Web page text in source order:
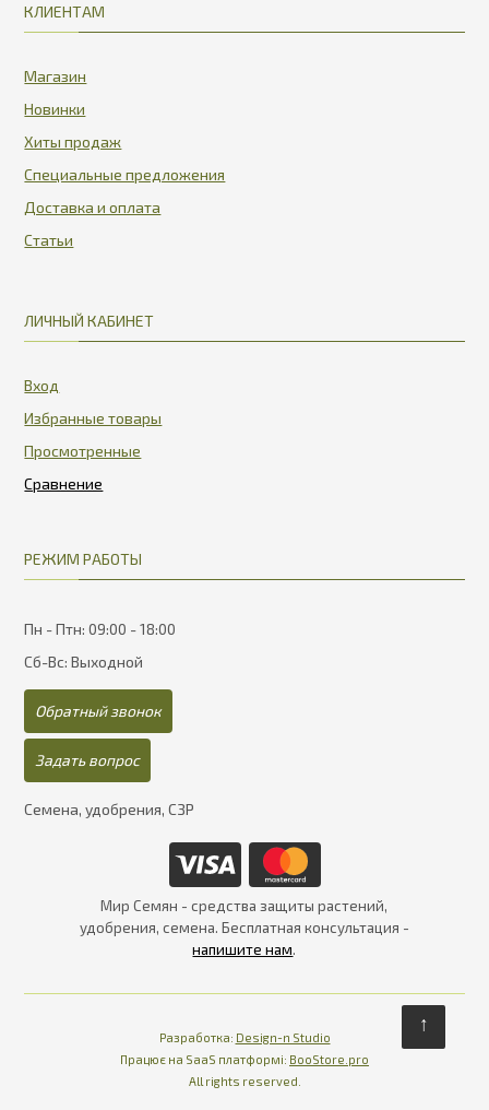
КЛИЕНТАМ
Магазин
Новинки
Хиты продаж
Специальные предложения
Доставка и оплата
Статьи
ЛИЧНЫЙ КАБИНЕТ
Вход
Избранные товары
Просмотренные
РЕЖИМ РАБОТЫ
Пн - Птн: 09:00 - 18:00
Сб-Вс: Выходной
Обратный звонок
Задать вопрос
Семена, удобрения, СЗР
Мир Семян - средства защиты растений,
удобрения, семена. Бесплатная консультация -
напишите нам.
Разработка: Design-n Studio
Працює на SaaS платформі: Працює на SaaS платформі
BooStore.pro
All rights reserved.
↑